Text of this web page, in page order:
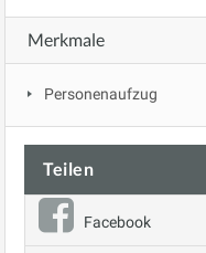
Merkmale
Personenaufzug
Teilen
Facebook